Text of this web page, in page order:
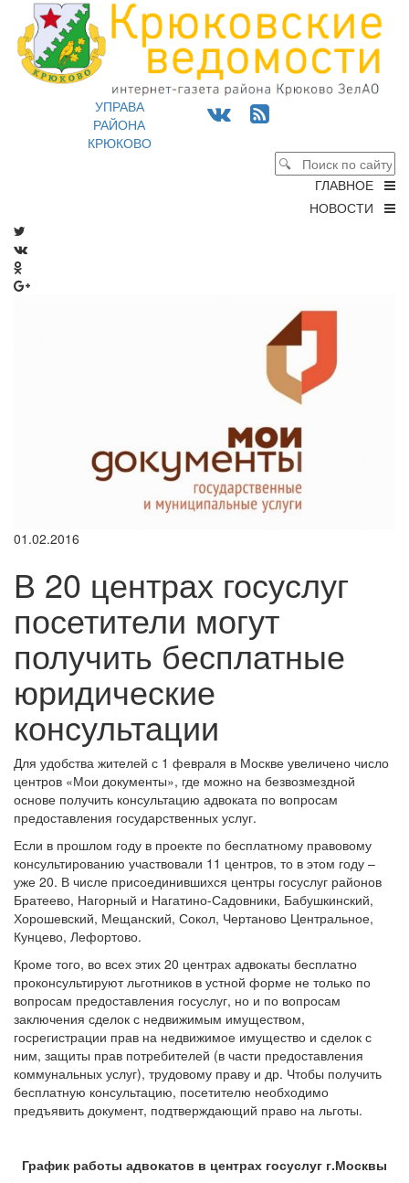
УПРАВА
РАЙОНА
КРЮКОВО
ГЛАВНОЕ
НОВОСТИ
01.02.2016
В 20 центрах госуслуг
посетители могут
получить бесплатные
юридические
консультации
Для удобства жителей с 1 февраля в Москве увеличено число
центров «Мои документы», где можно на безвозмездной
основе получить консультацию адвоката по вопросам
предоставления государственных услуг.
Если в прошлом году в проекте по бесплатному правовому
консультированию участвовали 11 центров, то в этом году –
уже 20. В числе присоединившихся центры госуслуг районов
Братеево, Нагорный и Нагатино-Садовники, Бабушкинский,
Хорошевский, Мещанский, Сокол, Чертаново Центральное,
Кунцево, Лефортово.
Кроме того, во всех этих 20 центрах адвокаты бесплатно
проконсультируют льготников в устной форме не только по
вопросам предоставления госуслуг, но и по вопросам
заключения сделок с недвижимым имуществом,
госрегистрации прав на недвижимое имущество и сделок с
ним, защиты прав потребителей (в части предоставления
коммунальных услуг), трудовому праву и др. Чтобы получить
бесплатную консультацию, посетителю необходимо
предъявить документ, подтверждающий право на льготы.
График работы адвокатов в центрах госуслуг г.Москвы